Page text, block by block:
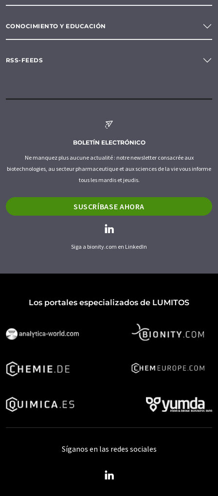
CONOCIMIENTO Y EDUCACIÓN
RSS-FEEDS
BOLETÍN ELECTRÓNICO
Ne manquez plus aucune actualité : notre newsletter consacrée aux
biotechnologies, au secteur pharmaceutique et aux sciences de la vie vous informe
tous les mardis et jeudis.
SUSCRÍBASE AHORA
Siga a bionity.com en LinkedIn
Los portales especializados de LUMITOS
Síganos en las redes sociales